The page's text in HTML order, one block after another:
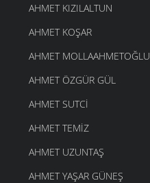
AHMET KIZILALTUN
AHMET KOŞAR
AHMET MOLLAAHMETOĞLU
AHMET ÖZGÜR GÜL
AHMET SUTCI
AHMET TEMIZ
AHMET UZUNTAŞ
AHMET YAŞAR GÜNEŞ